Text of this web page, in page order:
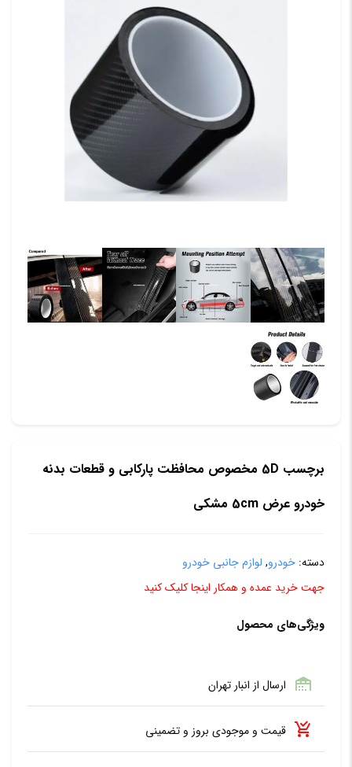
برچسب 5D مخصوص محافظت پارکابی و قطعات بدنه
خودرو عرض 5cm مشکی
دسته: خودرو, لوازم جانبی خودرو
جهت خرید عمده و همکار اینجا کلیک کنید
ویژگی‌های محصول
ارسال از انبار تهران
قیمت و موجودی بروز و تضمینی